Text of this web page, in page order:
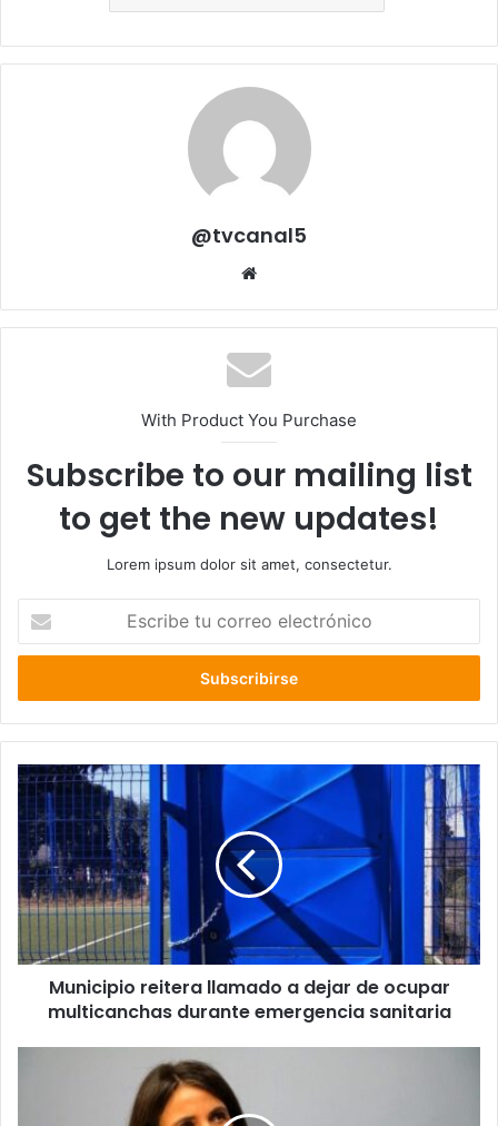
@tvcanal5
With Product You Purchase
Subscribe to our mailing list
to get the new updates!
Lorem ipsum dolor sit amet, consectetur.
correo
Municipio
reitera
llamado
dejar
de
ocupar
multicanchas
durante
emergencia
sanitaria
Municipio reitera llamado a dejar de ocupar
multicanchas durante emergencia sanitaria